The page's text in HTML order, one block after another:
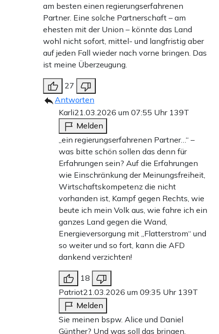
am besten einen regierungserfahrenen
Partner. Eine solche Partnerschaft – am
ehesten mit der Union – könnte das Land
wohl nicht sofort, mittel- und langfristig aber
auf jeden Fall wieder nach vorne bringen. Das
ist meine Überzeugung.
27
Antworten
Karli21.03.2026 um 07:55 Uhr 139T
Melden
„ein regierungserfahrenen Partner…“ –
was bitte schön sollen das denn für
Erfahrungen sein? Auf die Erfahrungen
wie Einschränkung der Meinungsfreiheit,
Wirtschaftskompetenz die nicht
vorhanden ist, Kampf gegen Rechts, wie
beute ich mein Volk aus, wie fahre ich ein
ganzes Land gegen die Wand,
Energieversorgung mit „Flatterstrom“ und
so weiter und so fort, kann die AFD
dankend verzichten!
18
Patriot21.03.2026 um 09:35 Uhr 139T
Melden
Sie meinen bspw. Alice und Daniel
Günther? Und was soll das bringen,